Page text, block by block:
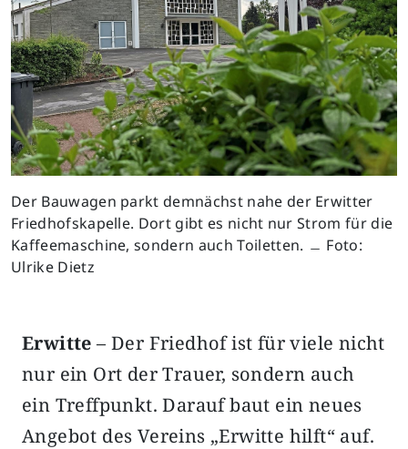
Der Bauwagen parkt demnächst nahe der Erwitter
Friedhofskapelle. Dort gibt es nicht nur Strom für die
Kaffeemaschine, sondern auch Toiletten. ﹘ Foto:
Ulrike Dietz
Erwitte– Der Friedhof ist für viele nicht
nur ein Ort der Trauer, sondern auch
ein Treffpunkt. Darauf baut ein neues
Angebot des Vereins „Erwitte hilft“ auf.